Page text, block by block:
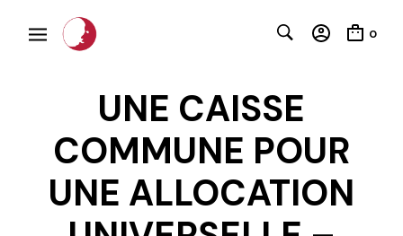
0
UNE CAISSE
COMMUNE POUR
UNE ALLOCATION